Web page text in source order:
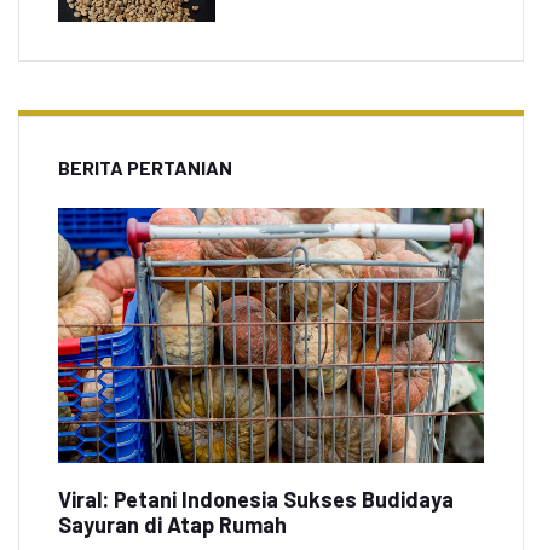
BERITA PERTANIAN
Viral: Petani Indonesia Sukses Budidaya
Sayuran di Atap Rumah